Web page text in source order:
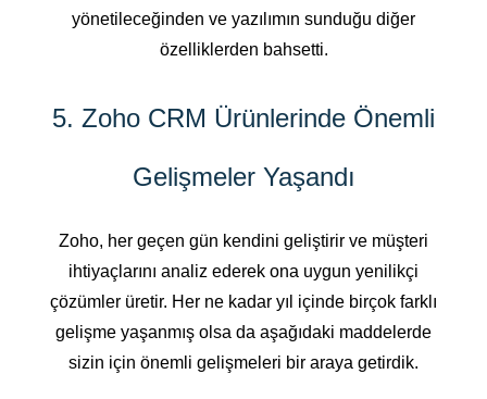
yönetileceğinden ve yazılımın sunduğu diğer
özelliklerden bahsetti.
5. Zoho CRM Ürünlerinde Önemli
Gelişmeler Yaşandı
Zoho, her geçen gün kendini geliştirir ve müşteri
ihtiyaçlarını analiz ederek ona uygun yenilikçi
çözümler üretir. Her ne kadar yıl içinde birçok farklı
gelişme yaşanmış olsa da aşağıdaki maddelerde
sizin için önemli gelişmeleri bir araya getirdik.